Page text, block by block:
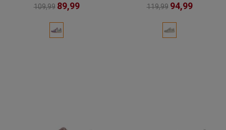
109,99 89,99
119,99 94,99